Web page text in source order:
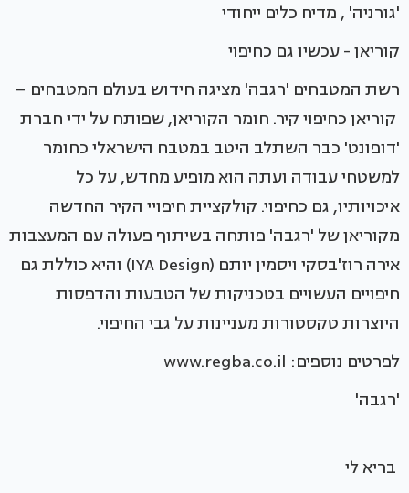
'גורניה' , מדיח כלים ייחודי
קוריאן - עכשיו גם כחיפוי
רשת המטבחים 'רגבה' מציגה חידוש בעולם המטבחים –
קוריאן כחיפוי קיר. חומר הקוריאן, שפותח על ידי חברת
'דופונט' כבר השתלב היטב במטבח הישראלי כחומר
למשטחי עבודה ועתה הוא מופיע מחדש, על כל
איכויותיו, גם כחיפוי. קולקציית חיפויי הקיר החדשה
מקוריאן של 'רגבה' פותחה בשיתוף פעולה עם המעצבות
אירה רוז'בסקי ויסמין יותם (IYA Design) והיא כוללת גם
חיפויים העשויים בטכניקות של הטבעות והדפסות
היוצרות טקסטורות מעניינות על גבי החיפוי.
לפרטים נוספים: www.regba.co.il
'רגבה'
בריא לי